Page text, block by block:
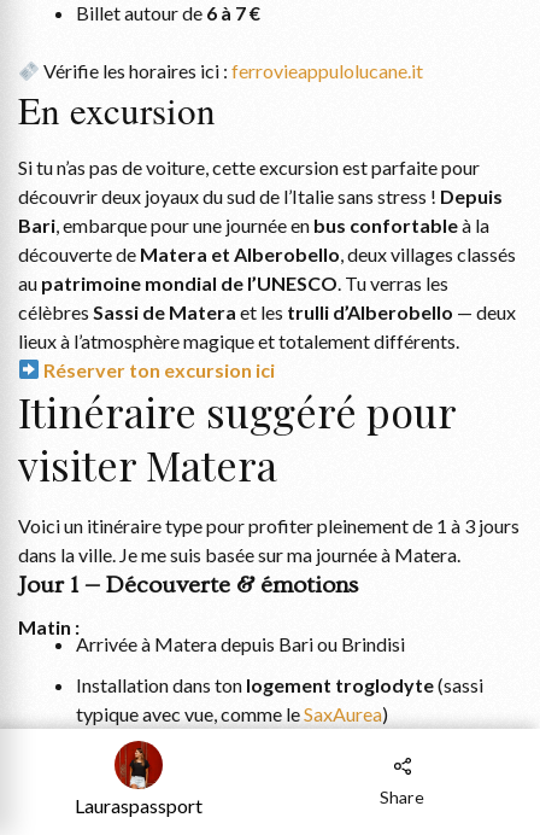
Lauraspassport Share
Billet autour de 6 à 7 €
Vérifie les horaires ici :ferrovieappulolucane.it
En excursion
Si tu n’as pas de voiture, cette excursion est parfaite pour
découvrir deux joyaux du sud de l’Italie sans stress ! Depuis
Bari , embarque pour une journée en bus confortableà la
découverte de Matera et Alberobello , deux villages classés
au patrimoine mondial de l’UNESCO . Tu verras les
célèbres Sassi de Matera et les trulli d’Alberobello — deux
lieux à l’atmosphère magique et totalement différents.
Réserver ton excursion ici
Itinéraire suggéré pour
visiter Matera
Voici un itinéraire type pour profiter pleinement de 1 à 3 jours
dans la ville. Je me suis basée sur ma journée à Matera.
Jour 1 — Découverte & émotions
Matin :
Arrivée à Matera depuis Bari ou Brindisi
Installation dans ton logement troglodyte(sassi
typique avec vue, comme leSaxAurea)
Après-midi :
Balade libre dans les ruelles des
Sassi Caveoso et
Barisano